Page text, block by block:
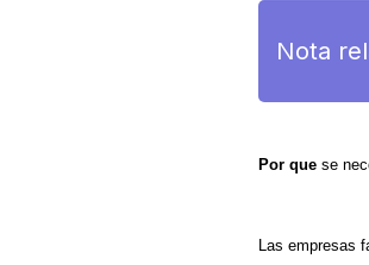
Nota
Por que se
Las empresas